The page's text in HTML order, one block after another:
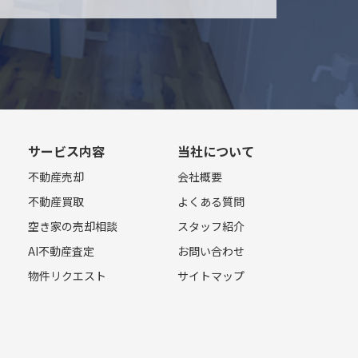
サービス内容
不動産売却
不動産買取
空き家の売却相談
AI不動産査定
物件リクエスト
当社について
会社概要
よくある質問
スタッフ紹介
お問い合わせ
サイトマップ